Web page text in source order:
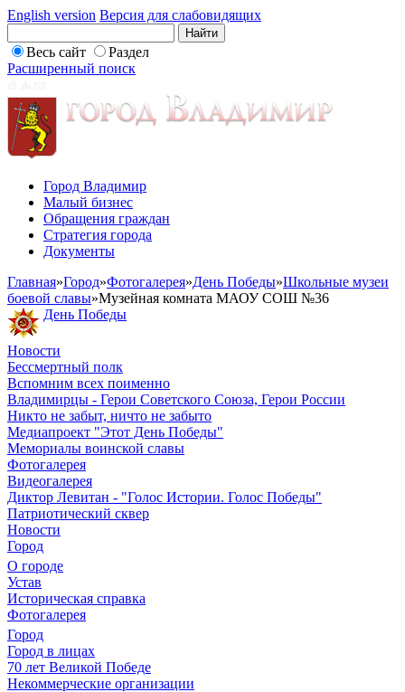
English version Версия для слабовидящих
Весь сайт
Раздел
Расширенный поиск
Город Владимир
Малый бизнес
Обращения граждан
Стратегия города
Документы
Главная»Город»Фотогалерея»День Победы»Школьные музеи
боевой славы»Музейная комната МАОУ СОШ №36
День Победы
Новости
Бессмертный полк
Вспомним всех поименно
Владимирцы - Герои Советского Союза, Герои России
Никто не забыт, ничто не забыто
Медиапроект "Этот День Победы"
Мемориалы воинской славы
Фотогалерея
Видеогалерея
Диктор Левитан - "Голос Истории. Голос Победы"
Патриотический сквер
Новости
Город
О городе
Устав
Историческая справка
Фотогалерея
Город
Город в лицах
70 лет Великой Победе
Некоммерческие организации